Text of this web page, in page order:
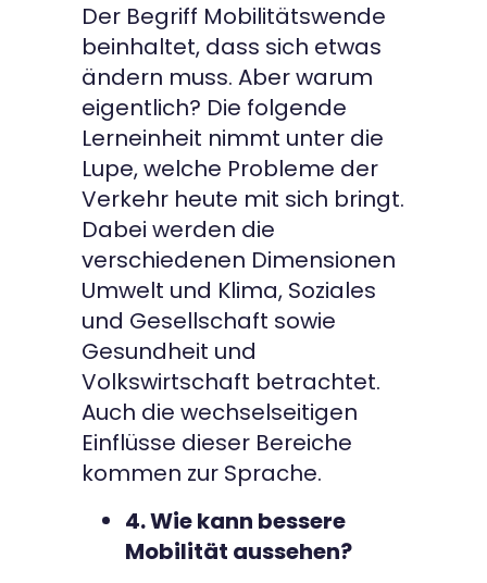
Der Begriff Mobilitätswende
beinhaltet, dass sich etwas
ändern muss. Aber warum
eigentlich? Die folgende
Lerneinheit nimmt unter die
Lupe, welche Probleme der
Verkehr heute mit sich bringt.
Dabei werden die
verschiedenen Dimensionen
Umwelt und Klima, Soziales
und Gesellschaft sowie
Gesundheit und
Volkswirtschaft betrachtet.
Auch die wechselseitigen
Einflüsse dieser Bereiche
kommen zur Sprache.
4. Wie kann bessere
Mobilität aussehen?